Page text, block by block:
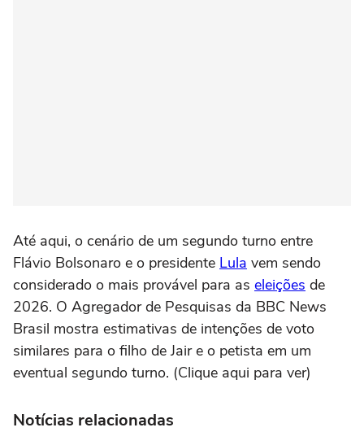
Até aqui, o cenário de um segundo turno entre
Flávio Bolsonaro e o presidente Lula vem sendo
considerado o mais provável para as eleições de
2026. O Agregador de Pesquisas da BBC News
Brasil mostra estimativas de intenções de voto
similares para o filho de Jair e o petista em um
eventual segundo turno. (Clique aqui para ver)
Notícias relacionadas